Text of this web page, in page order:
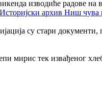
изводиће радове на
су стари
мирис тек извађеног